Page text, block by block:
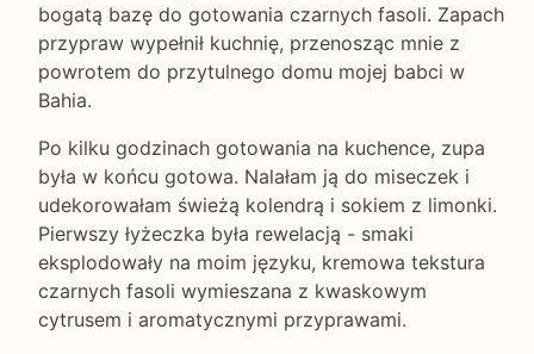
bogatą bazę do gotowania czarnych fasoli. Zapach
przypraw wypełnił kuchnię, przenosząc mnie z
powrotem do przytulnego domu mojej babci w
Bahia.
Po kilku godzinach gotowania na kuchence, zupa
była w końcu gotowa. Nalałam ją do miseczek i
udekorowałam świeżą kolendrą i sokiem z limonki.
Pierwszy łyżeczka była rewelacją - smaki
eksplodowały na moim języku, kremowa tekstura
czarnych fasoli wymieszana z kwaskowym
cytrusem i aromatycznymi przyprawami.